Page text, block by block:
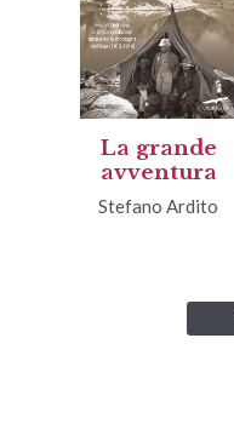
La grande
avventura
Stefano Ardito